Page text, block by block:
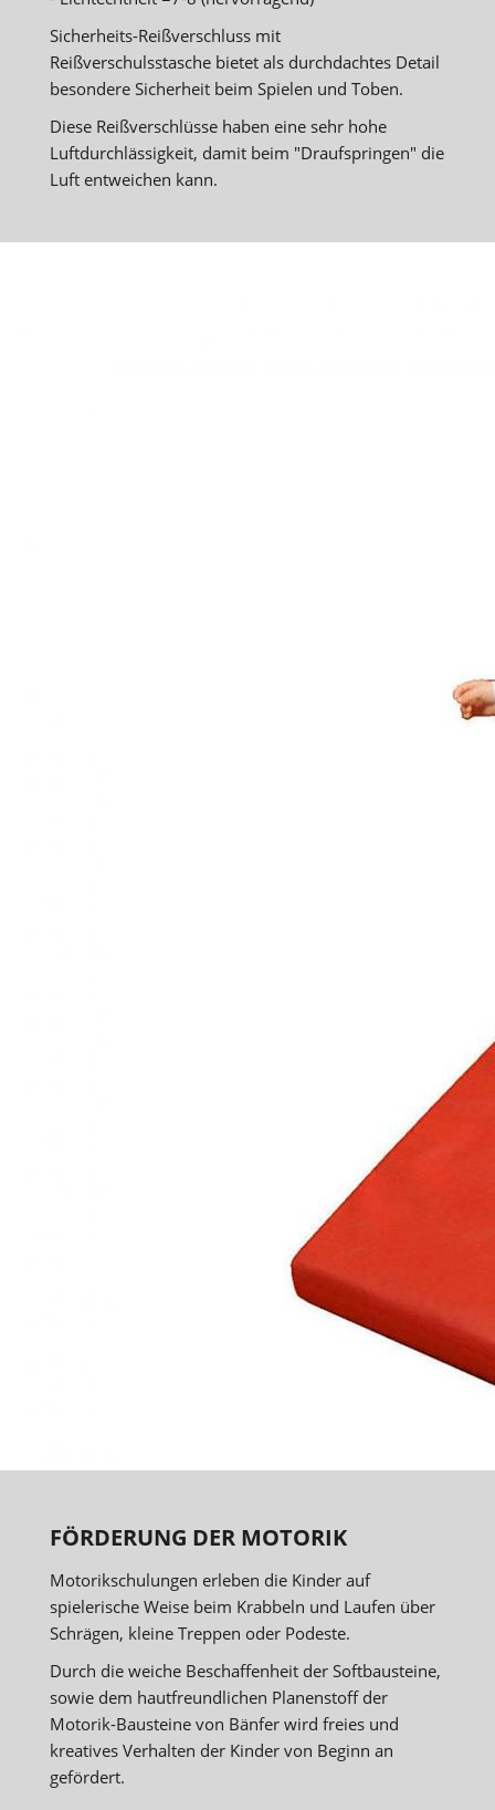
Sicherheits-Reißverschluss mit
Reißverschulsstasche bietet als durchdachtes Detail
besondere Sicherheit beim Spielen und Toben.
Diese Reißverschlüsse haben eine sehr hohe
Luftdurchlässigkeit, damit beim "Draufspringen" die
Luft entweichen kann.
FÖRDERUNG DER MOTORIK
Motorikschulungen erleben die Kinder auf
spielerische Weise beim Krabbeln und Laufen über
Schrägen, kleine Treppen oder Podeste.
Durch die weiche Beschaffenheit der Softbausteine,
sowie dem hautfreundlichen Planenstoff der
Motorik-Bausteine von Bänfer wird freies und
kreatives Verhalten der Kinder von Beginn an
gefördert.